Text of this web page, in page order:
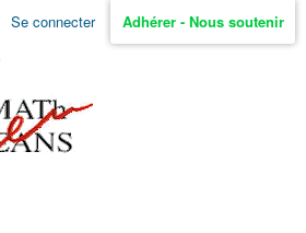
Aller
Se connecter Adhérer - Nous soutenir